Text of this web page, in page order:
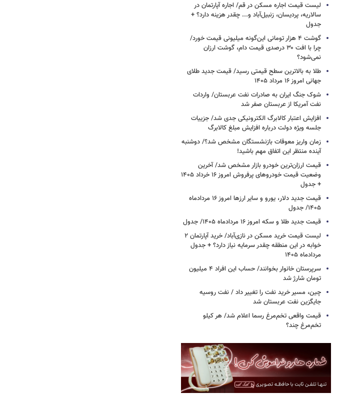
لیست قیمت اجاره مسکن در قم/ اجاره آپارتمان در
سالاریه، پردیسان، زنبیل‌آباد و... چقدر هزینه دارد؟ +
جدول
گوشت ۴ هزار تومانی این‌گونه میلیونی قیمت خورد/
چرا با افت ۳۰ درصدی قیمت دام، گوشت ارزان
نمی‌شود؟
طلا به بالاترین سطح قیمتی رسید/ قیمت جدید طلای
جهانی امروز ۱۶ مرداد ۱۴۰۵
شوک جنگ ایران به صادرات نفت عربستان/ واردات
نفت آمریکا از عربستان صفر شد
افزایش اعتبار کالابرگ الکترونیکی جدی شد/ جزییات
جلسه ویژه دولت درباره افزایش مبلغ کالابرگ
زمان واریز معوقات بازنشستگان مشخص شد؟/ دوشنبه
آینده منتظر این اتفاق مهم باشید!
قیمت ارزان‌ترین خودرو بازار مشخص شد/ آخرین
وضعیت قیمت خودروهای پرفروش امروز ۱۶ خرداد ۱۴۰۵
+ جدول
قیمت جدید دلار، یورو و سایر ارزها امروز ۱۶ مردادماه
۱۴۰۵/ جدول
قیمت جدید طلا و سکه امروز ۱۶ مردادماه ۱۴۰۵/ جدول
لیست قیمت خرید مسکن در نازی‌آباد/ خرید آپارتمان ۲
خوابه در این منطقه چقدر سرمایه نیاز دارد؟ + جدول
مردادماه ۱۴۰۵
سرپرستان خانوار بخوانند/ حساب این افراد ۴ میلیون
تومان شارژ شد
چین، مسیر خرید نفت را تغییر داد / نفت روسیه
جایگزین نفت عربستان شد
قیمت واقعی تخم‌مرغ رسما اعلام شد/ هر کیلو
تخم‌مرغ چند؟